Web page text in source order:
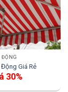
Giá Rẻ
30%